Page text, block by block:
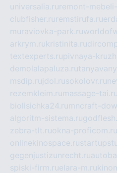
universalia.ru remont-
clubfisher.ru remstirufa.ru
muraviovka-park.ru
arkrym.rukristinita.ru
textexperts.rupivnaya-
demolalapaluza.ru
msdip.ru jdol.rusokolovr.ru
rezemkleim.ru massage-tai.ru
biolisichka24.ru mncraft-
algoritm-sistema.ru
zebra-tlt.ruokna-proficom.ru
onlinekinospace.ru
gegenjustizunrecht.ru
spiski-firm.ruelara-m.ru